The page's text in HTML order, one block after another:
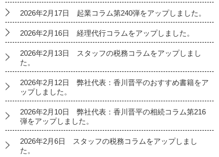
2026年2月17日 起業コラム第240弾をアップしました。
2026年2月16日 経理代行コラムをアップしました。
2026年2月13日 スタッフの税務コラムをアップしまし
た。
2026年2月12日 弊社代表：香川晋平のおすすめ書籍をア
ップしました。
2026年2月10日 弊社代表：香川晋平の相続コラム第216
弾をアップしました。
2026年2月6日 スタッフの税務コラムをアップしまし
た。